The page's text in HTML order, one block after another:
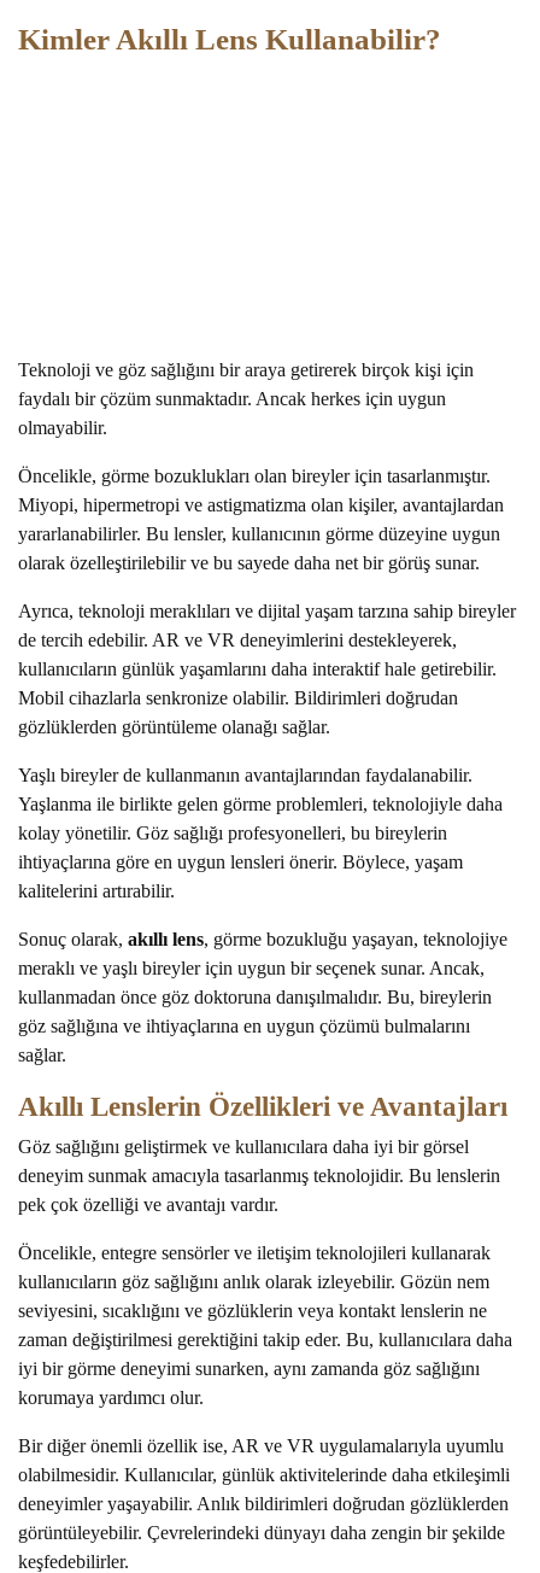
Kimler Akıllı Lens Kullanabilir?
Teknoloji ve göz sağlığını bir araya getirerek birçok kişi için
faydalı bir çözüm sunmaktadır. Ancak herkes için uygun
olmayabilir.
Öncelikle, görme bozuklukları olan bireyler için tasarlanmıştır.
Miyopi, hipermetropi ve astigmatizma olan kişiler, avantajlardan
yararlanabilirler. Bu lensler, kullanıcının görme düzeyine uygun
olarak özelleştirilebilir ve bu sayede daha net bir görüş sunar.
Ayrıca, teknoloji meraklıları ve dijital yaşam tarzına sahip bireyler
de tercih edebilir. AR ve VR deneyimlerini destekleyerek,
kullanıcıların günlük yaşamlarını daha interaktif hale getirebilir.
Mobil cihazlarla senkronize olabilir. Bildirimleri doğrudan
gözlüklerden görüntüleme olanağı sağlar.
Yaşlı bireyler de kullanmanın avantajlarından faydalanabilir.
Yaşlanma ile birlikte gelen görme problemleri, teknolojiyle daha
kolay yönetilir. Göz sağlığı profesyonelleri, bu bireylerin
ihtiyaçlarına göre en uygun lensleri önerir. Böylece, yaşam
kalitelerini artırabilir.
Sonuç olarak, akıllı lens, görme bozukluğu yaşayan, teknolojiye
meraklı ve yaşlı bireyler için uygun bir seçenek sunar. Ancak,
kullanmadan önce göz doktoruna danışılmalıdır. Bu, bireylerin
göz sağlığına ve ihtiyaçlarına en uygun çözümü bulmalarını
sağlar.
Akıllı Lenslerin Özellikleri ve Avantajları
Göz sağlığını geliştirmek ve kullanıcılara daha iyi bir görsel
deneyim sunmak amacıyla tasarlanmış teknolojidir. Bu lenslerin
pek çok özelliği ve avantajı vardır.
Öncelikle, entegre sensörler ve iletişim teknolojileri kullanarak
kullanıcıların göz sağlığını anlık olarak izleyebilir. Gözün nem
seviyesini, sıcaklığını ve gözlüklerin veya kontakt lenslerin ne
zaman değiştirilmesi gerektiğini takip eder. Bu, kullanıcılara daha
iyi bir görme deneyimi sunarken, aynı zamanda göz sağlığını
korumaya yardımcı olur.
Bir diğer önemli özellik ise, AR ve VR uygulamalarıyla uyumlu
olabilmesidir. Kullanıcılar, günlük aktivitelerinde daha etkileşimli
deneyimler yaşayabilir. Anlık bildirimleri doğrudan gözlüklerden
görüntüleyebilir. Çevrelerindeki dünyayı daha zengin bir şekilde
keşfedebilirler.